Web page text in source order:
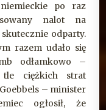
po raz
nalot na
odparty.
razem udało się
odłamkowo –
tle ciężkich strat
– minister
ogłosił, że